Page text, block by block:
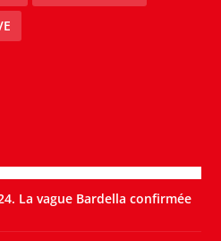
La vague Bardella confirmée